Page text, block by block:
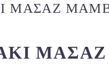
ΜΑΣΆΖ
ΜΑΣΆΖ